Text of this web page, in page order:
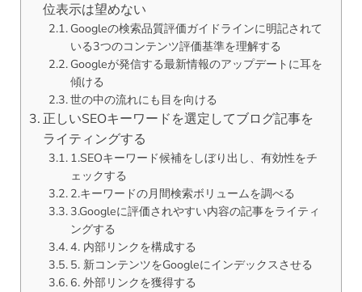
位表示は望めない
Googleの検索品質評価ガイドラインに明記されて
いる3つのコンテンツ評価基準を理解する
Googleが発信する最新情報のアップデートに耳を
傾ける
世の中の流れにも目を向ける
正しいSEOキーワードを選定してブログ記事を
ライティングする
1.SEOキーワード候補をしぼり出し、有効性をチ
ェックする
2.キーワードの月間検索ボリュームを調べる
3.Googleに評価されやすい内容の記事をライティ
ングする
4. 内部リンクを構成する
5. 新コンテンツをGoogleにインデックスさせる
6. 外部リンクを獲得する